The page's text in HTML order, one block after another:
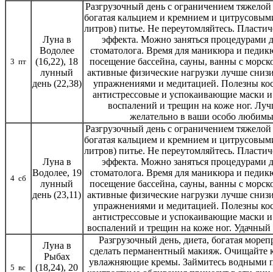
3 пт
Луна в
Водолее
(16,22), 18
лунный
день (22,38)
Разгрузочный день с ограничением
богатая кальцием и кремнием и
литров) питье. Не переутомляйтесь.
эффекта. Можно заняться процедурами
стоматолога. Время для маникюра и
посещение бассейна, сауны, ванны с
активные физические нагрузки лучше
упражнениями и медитацией. Полезны
антистрессовые и успокаивающие маски
воспалений и трещин на коже ног.
желательно в ваши особо
4 сб
Луна в
Водолее, 19
лунный
день (23,11)
Разгрузочный день с ограничением
богатая кальцием и кремнием и
литров) питье. Не переутомляйтесь.
эффекта. Можно заняться процедурами
стоматолога. Время для маникюра и
посещение бассейна, сауны, ванны с
активные физические нагрузки лучше
упражнениями и медитацией. Полезны
антистрессовые и успокаивающие маски
воспалений и трещин на коже ног.
5 вс
Луна в
Рыбах
(18,24), 20
Разгрузочный день, диета, богатая
сделать перманентный макияж. Очищайте
увлажняющие кремы. Займитесь водными